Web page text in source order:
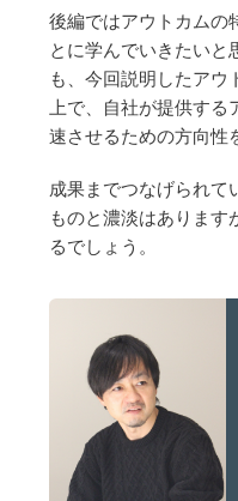
後編ではアウトカムの
とに学んでいきたいと
も、今回説明したアウ
上で、自社が提供する
速させるための方向性
成果までつなげられて
ものと濃淡はありま
るでしょう。